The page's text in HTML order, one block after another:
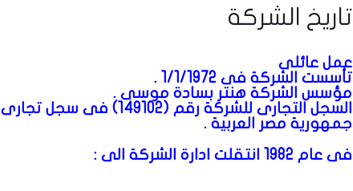
تاريخ الشركة
عمل عائلى
تأسست الشركة فى 1/1/1972 .
مؤسس الشركة هنتر بسادة موسى .
السجل التجارى للشركة رقم (149102) فى سجل تجارى
جمهورية مصر العربية .
فى عام 1982 انتقلت ا
دارة الشركة الى :